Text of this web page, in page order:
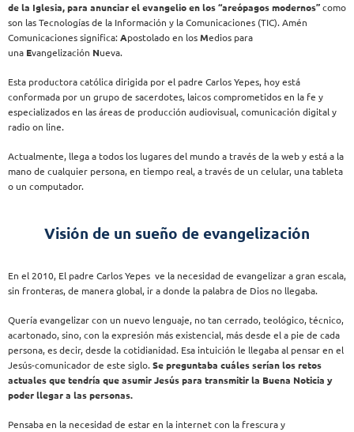
de la Iglesia, para anunciar el evangelio en los “areópagos modernos”como
son las Tecnologías de la Información y la Comunicaciones (TIC). Amén
Comunicaciones significa:Apostolado en losMedios para
una Evangelización Nueva.
Esta productora católica dirigida por el padre Carlos Yepes, hoy está
conformada por un grupo de sacerdotes, laicos comprometidos en la fe y
especializados en las áreas de producción audiovisual, comunicación digital y
radio on line.
Actualmente, llega a todos los lugares del mundo a través de la web y está a la
mano de cualquier persona, en tiempo real, a través de un celular, una tableta
o un computador.
Visión de un sueño de evangelización
En el 2010, El padre Carlos Yepes ve la necesidad de evangelizar a gran escala,
sin fronteras, de manera global, ir a donde la palabra de Dios no llegaba.
Quería evangelizar con un nuevo lenguaje, no tan cerrado, teológico, técnico,
acartonado, sino, con la expresión más existencial, más desde el a pie de cada
persona, es decir, desde la cotidianidad. Esa intuición le llegaba al pensar en el
Jesús-comunicador de este siglo.Se preguntaba cuáles serían los retos
actuales que tendría que asumir Jesús para transmitir la Buena Noticia y
poder llegar a las personas.
Pensaba en la necesidad de estar en la internet con la frescura y